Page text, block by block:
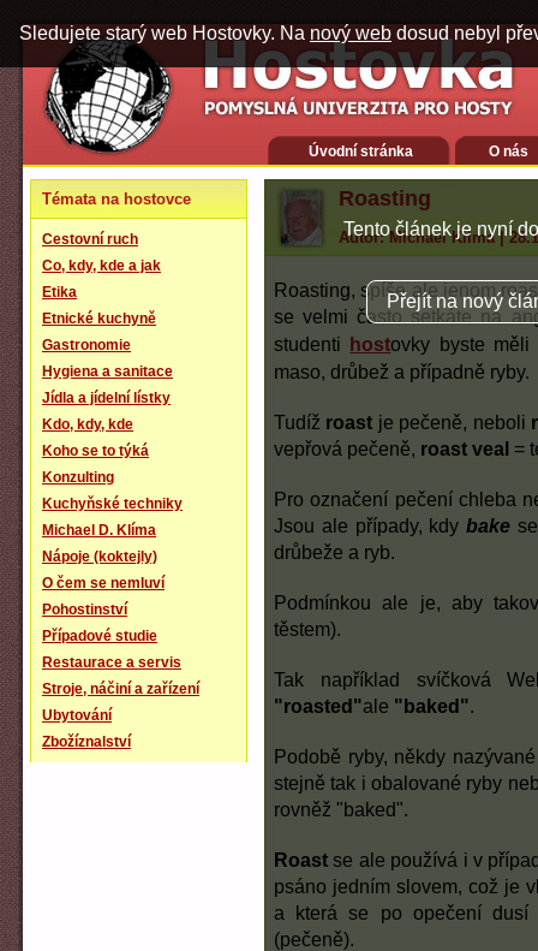
Sledujete starý web Hostovky. Na nový web dosud nebyl
Úvodní stránka O nás
Témata na hostovce
Cestovní ruch
Co, kdy, kde a jak
Etika
Etnické kuchyně
Gastronomie
Hygiena a sanitace
Jídla a jídelní lístky
Kdo, kdy, kde
Koho se to týká
Konzulting
Kuchyňské techniky
Michael D. Klíma
Nápoje (koktejly)
O čem se nemluví
Pohostinství
Případové studie
Restaurace a servis
Stroje, náčiní a zařízení
Ubytování
Zbožíznalství
Tento článek je nyní
Přejít na nový
Roasting
Autor: Michael Klíma |
Roasting, spíše ale jenom
se velmi často setkáte na
studenti
hostovky byste
maso, drůbež a případně ryby.
Tudíž roast je pečeně, neboli
vepřová pečeně, roast veal =
Pro označení pečení chleba
Jsou ale případy, kdybake
drůbeže a ryb.
Podmínkou ale je, aby
těstem).
Tak například svíčková
"roasted"ale "baked".
Podobě ryby, někdy
stejně tak i obalované ryby
rovněž "baked".
Roast se ale používá i v
psáno jedním slovem, což je
a která se po opečení dusí
(pečeně).